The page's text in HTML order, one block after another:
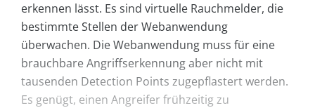
erkennen lässt. Es sind virtuelle Rauchmelder, die
bestimmte Stellen der Webanwendung
überwachen. Die Webanwendung muss für eine
brauchbare Angriffserkennung aber nicht mit
tausenden Detection Points zugepflastert werden.
Es genügt, einen Angreifer frühzeitig zu